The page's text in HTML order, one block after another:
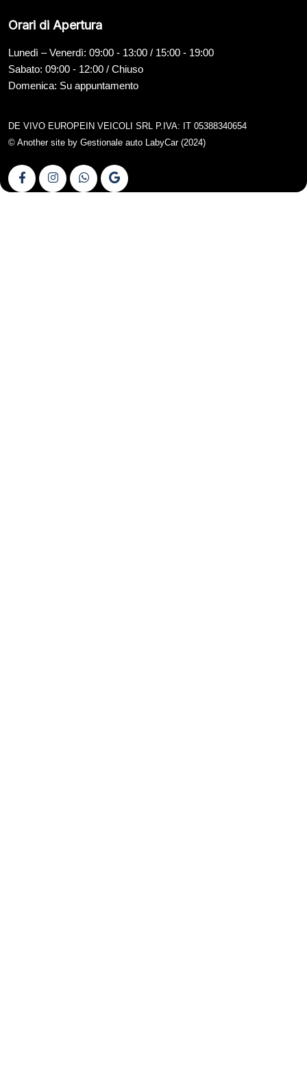
Orari di Apertura
Lunedì – Venerdì: 09:00 - 13:00 / 15:00 - 19:00
Sabato: 09:00 - 12:00 / Chiuso
Domenica: Su appuntamento
DE VIVO EUROPEIN VEICOLI SRL P.IVA: IT 05388340654
© Another site by Gestionale auto LabyCar (2024)